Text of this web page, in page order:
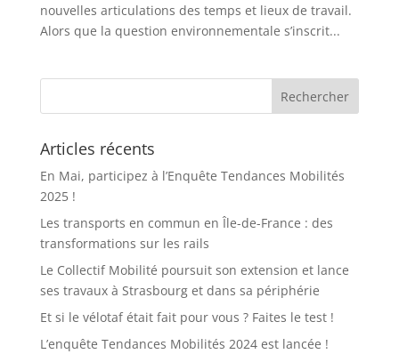
nouvelles articulations des temps et lieux de travail.
Alors que la question environnementale s’inscrit...
Articles récents
En Mai, participez à l’Enquête Tendances Mobilités
2025 !
Les transports en commun en Île-de-France : des
transformations sur les rails
Le Collectif Mobilité poursuit son extension et lance
ses travaux à Strasbourg et dans sa périphérie
Et si le vélotaf était fait pour vous ? Faites le test !
L’enquête Tendances Mobilités 2024 est lancée !